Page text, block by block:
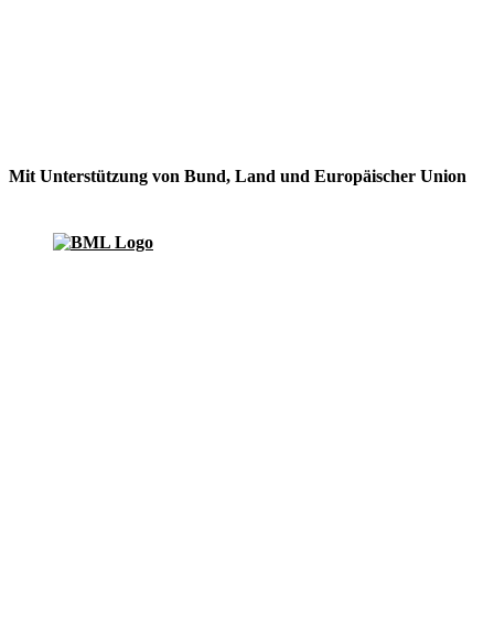
Mit Unterstützung von Bund, Land und Europäischer Union